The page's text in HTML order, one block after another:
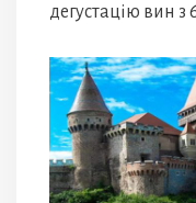
дегустацію вин з